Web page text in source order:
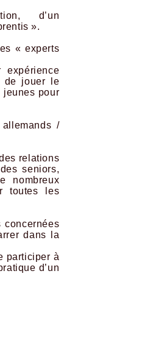
d’un
».
« experts
de jouer le
jeunes pour
/
relations
seniors,
nombreux
toutes les
dans la
participer à
d’un